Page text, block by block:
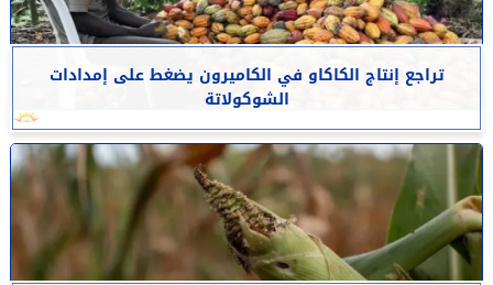
تراجع إنتاج الكاكاو في الكاميرون يضغط على إمدادات
الشوكولاتة